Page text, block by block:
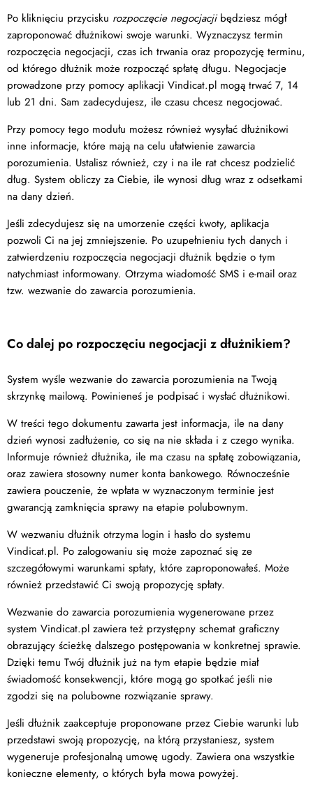
Po kliknięciu przycisku rozpoczęcie negocjacjibędziesz mógł
zaproponować dłużnikowi swoje warunki. Wyznaczysz termin
rozpoczęcia negocjacji, czas ich trwania oraz propozycję terminu,
od którego dłużnik może rozpocząć spłatę długu. Negocjacje
prowadzone przy pomocy aplikacji Vindicat.pl mogą trwać 7, 14
lub 21 dni. Sam zadecydujesz, ile czasu chcesz negocjować.
Przy pomocy tego modułu możesz również wysyłać dłużnikowi
inne informacje, które mają na celu ułatwienie zawarcia
porozumienia. Ustalisz również, czy i na ile rat chcesz podzielić
dług. System obliczy za Ciebie, ile wynosi dług wraz z odsetkami
na dany dzień.
Jeśli zdecydujesz się na umorzenie części kwoty, aplikacja
pozwoli Ci na jej zmniejszenie. Po uzupełnieniu tych danych i
zatwierdzeniu rozpoczęcia negocjacji dłużnik będzie o tym
natychmiast informowany. Otrzyma wiadomość SMS i e-mail oraz
tzw. wezwanie do zawarcia porozumienia.
Co dalej po rozpoczęciu negocjacji z dłużnikiem?
System wyśle wezwanie do zawarcia porozumienia na Twoją
skrzynkę mailową. Powinieneś je podpisać i wysłać dłużnikowi.
W treści tego dokumentu zawarta jest informacja, ile na dany
dzień wynosi zadłużenie, co się na nie składa i z czego wynika.
Informuje również dłużnika, ile ma czasu na spłatę zobowiązania,
oraz zawiera stosowny numer konta bankowego. Równocześnie
zawiera pouczenie, że wpłata w wyznaczonym terminie jest
gwarancją zamknięcia sprawy na etapie polubownym.
W wezwaniu dłużnik otrzyma login i hasło do systemu
Vindicat.pl. Po zalogowaniu się może zapoznać się ze
szczegółowymi warunkami spłaty, które zaproponowałeś. Może
również przedstawić Ci swoją propozycję spłaty.
Wezwanie do zawarcia porozumienia wygenerowane przez
system Vindicat.pl zawiera też przystępny schemat graficzny
obrazujący ścieżkę dalszego postępowania w konkretnej sprawie.
Dzięki temu Twój dłużnik już na tym etapie będzie miał
świadomość konsekwencji, które mogą go spotkać jeśli nie
zgodzi się na polubowne rozwiązanie sprawy.
Jeśli dłużnik zaakceptuje proponowane przez Ciebie warunki lub
przedstawi swoją propozycję, na którą przystaniesz, system
wygeneruje profesjonalną umowę ugody. Zawiera ona wszystkie
konieczne elementy, o których była mowa powyżej.